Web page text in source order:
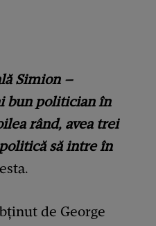
Simion –
bun politician în
rând, avea trei
să intre în
de George